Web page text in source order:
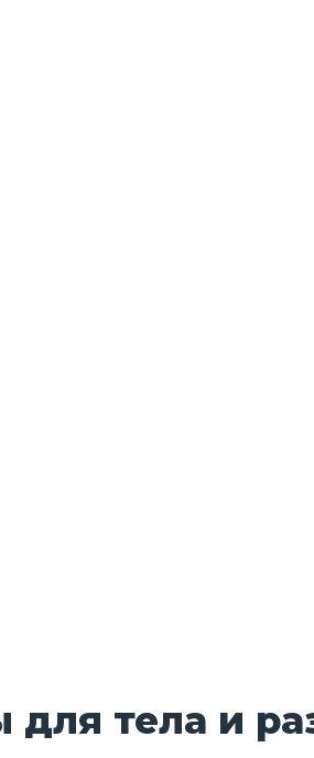
для тела и